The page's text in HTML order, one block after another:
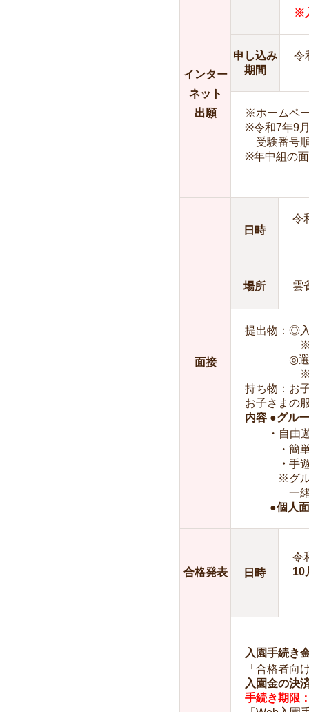
インター
ネット
出願
※
申し込み
期間
令
※ホームペ
※令和7年9
受験番号
※年中組の
面接
日時
令
場所 雲
提出物：◎
※出願情
◎選考料
※現金で
持ち物：お
お子さまの
内容 ●グル
・自由
・簡単な
・ 手
※グループ
一緒に入
●個人
合格発表 日時
令
10
入園手続き
「合格者向
入園金の決
手続き期限